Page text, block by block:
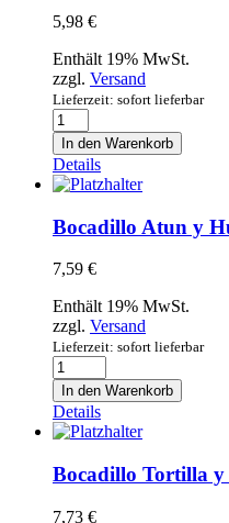
5,98 €
Enthält 19% MwSt.
zzgl. Versand
Lieferzeit: sofort lieferbar
Bocadillo
Jamon
Menge
In den Warenkorb
Details
Bocadillo Atun y
7,59 €
Enthält 19% MwSt.
zzgl. Versand
Lieferzeit: sofort lieferbar
Bocadillo
Atun
y
Huevo
Menge
In den Warenkorb
Details
Bocadillo Tortilla y
7,73 €